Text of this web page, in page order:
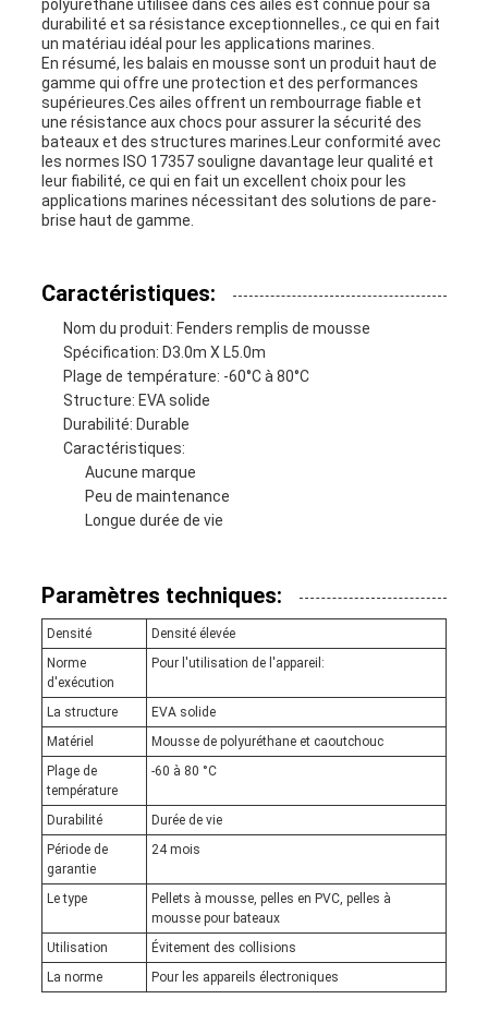
polyuréthane utilisée dans ces ailes est connue pour sa
durabilité et sa résistance exceptionnelles., ce qui en fait
un matériau idéal pour les applications marines.
En résumé, les balais en mousse sont un produit haut de
gamme qui offre une protection et des performances
supérieures.Ces ailes offrent un rembourrage fiable et
une résistance aux chocs pour assurer la sécurité des
bateaux et des structures marines.Leur conformité avec
les normes ISO 17357 souligne davantage leur qualité et
leur fiabilité, ce qui en fait un excellent choix pour les
applications marines nécessitant des solutions de pare-
brise haut de gamme.
Caractéristiques:
Nom du produit: Fenders remplis de mousse
Spécification: D3.0m X L5.0m
Plage de température: -60°C à 80°C
Structure: EVA solide
Durabilité: Durable
Caractéristiques:
Aucune marque
Peu de maintenance
Longue durée de vie
Paramètres techniques:
Densité
Densité élevée
Norme
d'exécution
Pour l'utilisation de l'appareil:
La structure
EVA solide
Matériel
Mousse de polyuréthane et caoutchouc
Plage de
température
-60 à 80 °C
Durabilité
Durée de vie
Période de
garantie
24 mois
Le type
Pellets à mousse, pelles en PVC, pelles à
mousse pour bateaux
Utilisation
Évitement des collisions
La norme
Pour les appareils électroniques